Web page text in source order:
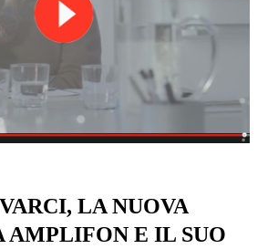
LA NUOVA
AMPLIFON E IL SUO